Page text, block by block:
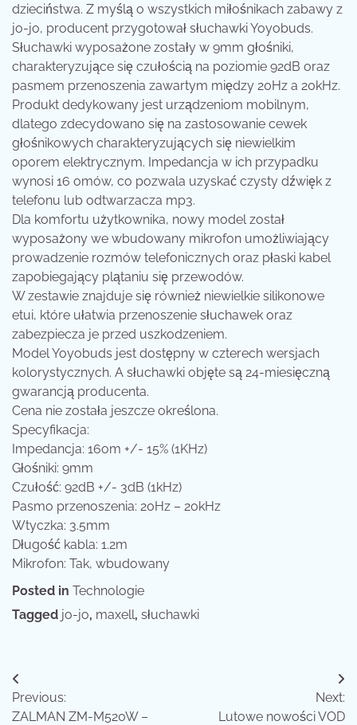
dzieciństwa. Z myślą o wszystkich miłośnikach zabawy z
jo-jo, producent przygotował słuchawki Yoyobuds.
Słuchawki wyposażone zostały w 9mm głośniki,
charakteryzujące się czułością na poziomie 92dB oraz
pasmem przenoszenia zawartym między 20Hz a 20kHz.
Produkt dedykowany jest urządzeniom mobilnym,
dlatego zdecydowano się na zastosowanie cewek
głośnikowych charakteryzujących się niewielkim
oporem elektrycznym. Impedancja w ich przypadku
wynosi 16 omów, co pozwala uzyskać czysty dźwięk z
telefonu lub odtwarzacza mp3.
Dla komfortu użytkownika, nowy model został
wyposażony we wbudowany mikrofon umożliwiający
prowadzenie rozmów telefonicznych oraz płaski kabel
zapobiegający plątaniu się przewodów.
W zestawie znajduje się również niewielkie silikonowe
etui, które ułatwia przenoszenie słuchawek oraz
zabezpiecza je przed uszkodzeniem.
Model Yoyobuds jest dostępny w czterech wersjach
kolorystycznych. A słuchawki objęte są 24-miesięczną
gwarancją producenta.
Cena nie została jeszcze określona.
Specyfikacja:
Impedancja: 16om +/- 15% (1KHz)
Głośniki: 9mm
Czułość: 92dB +/- 3dB (1kHz)
Pasmo przenoszenia: 20Hz – 20kHz
Wtyczka: 3.5mm
Długość kabla: 1.2m
Mikrofon: Tak, wbudowany
Posted in Technologie
Tagged jo-jo, maxell, słuchawki
Nawigacja
wpisu
Previous:
ZALMAN ZM-M520W –
Next:
Lutowe nowości VOD